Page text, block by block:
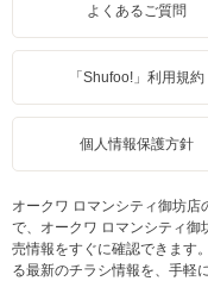
よくあるご質問
「Shufoo!」利用規約
個人情報保護方針
オークワ ロマンシティ御坊
で、オークワ ロマンシティ御
売情報をすぐに確認できます
る最新のチラシ情報を、手軽